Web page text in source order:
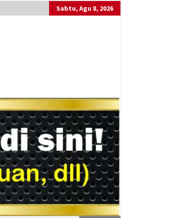
Sabtu, Agu 8, 2026